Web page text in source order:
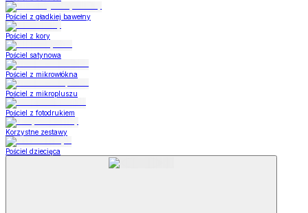
Pościel z gładkiej bawełny
Pościel z kory
Pościel satynowa
Pościel z mikrowłókna
Pościel z mikropluszu
Pościel z fotodrukiem
Korzystne zestawy
Pościel dziecięca